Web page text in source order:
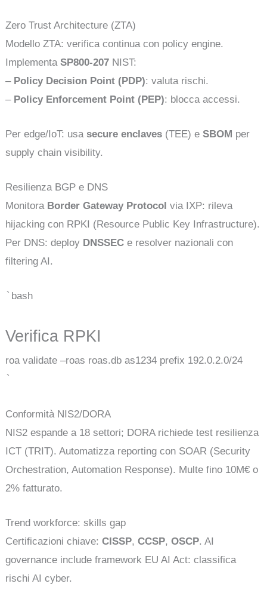
Zero Trust Architecture (ZTA)
Modello ZTA: verifica continua con policy engine.
ImplementaSP800-207 NIST:
– Policy Decision Point (PDP): valuta rischi.
– Policy Enforcement Point (PEP): blocca accessi.
Per edge/IoT: usasecure enclaves (TEE) eSBOM per
supply chain visibility.
Resilienza BGP e DNS
Monitora Border Gateway Protocol via IXP: rileva
hijacking con RPKI (Resource Public Key Infrastructure).
Per DNS: deploy DNSSEC e resolver nazionali con
filtering AI.
` bash
Verifica RPKI
roa validate –roas roas.db as1234 prefix 192.0.2.0/24
`
Conformità NIS2/DORA
NIS2 espande a 18 settori; DORA richiede test resilienza
ICT (TRIT). Automatizza reporting con SOAR (Security
Orchestration, Automation Response). Multe fino 10M€ o
2% fatturato.
Trend workforce: skills gap
Certificazioni chiave:CISSP,CCSP,OSCP. AI
governance include framework EU AI Act: classifica
rischi AI cyber.